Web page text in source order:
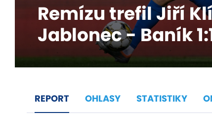
Remízu trefil Jiří
Jablonec - Baník
REPORT OHLASY STATISTIKY